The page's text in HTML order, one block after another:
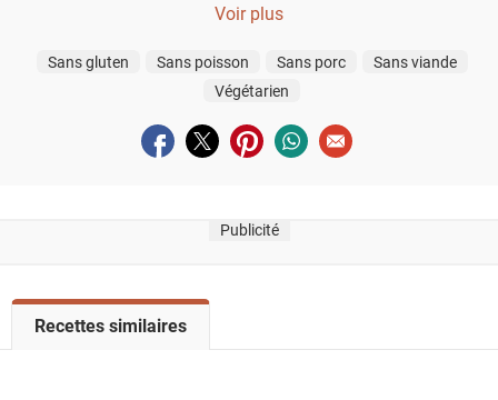
verts, des courgettes ou du chou.
Voir plus
Sans gluten Sans poisson Sans porc
Sans viande
Végétarien
Partager sur facebook
Partager sur twitter
Partager sur pinterest
Partager sur whatsapp
Envoyer à un ami
Publicité
o
Recettes similaires